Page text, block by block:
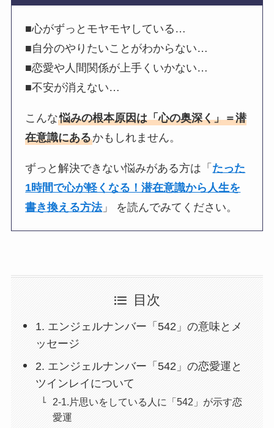
■心がずっとモヤモヤしている…
■自分のやりたいことがわからない…
■恋愛や人間関係が上手くいかない…
■不安が消えない…
こんな悩みの根本原因は「心の奥深く」＝潜
在意識にあるかもしれません。
ずっと解決できない悩みがある方は「 たった
1時間で心が軽くなる！潜在意識から人生を
書き換える方法」 を読んでみてください。
目次
1. エンジェルナンバー「542」の意味とメ
ッセージ
2. エンジェルナンバー「542」の恋愛運と
ツインレイについて
2-1.片思いをしている人に「542」が示す恋
愛運